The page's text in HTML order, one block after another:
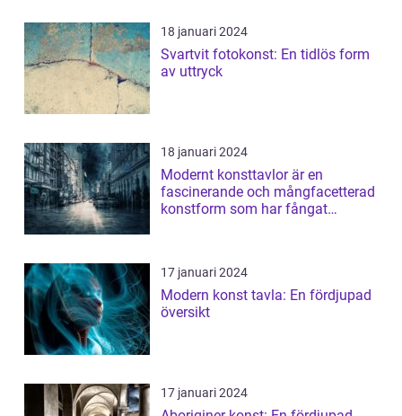
18 januari 2024
Svartvit fotokonst: En tidlös form
av uttryck
18 januari 2024
Modernt konsttavlor är en
fascinerande och mångfacetterad
konstform som har fångat
17 januari 2024
Modern konst tavla: En fördjupad
översikt
17 januari 2024